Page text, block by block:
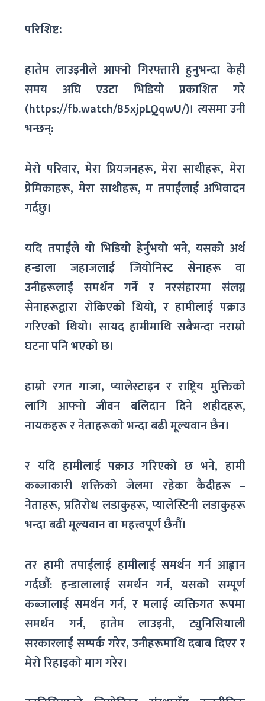
परिशिष्ट:
हातेम लाउइनीले आफ्नो गिरफ्तारी हुनुभन्दा केही
समय अघि एउटा भिडियो प्रकाशित गरे
(https://fb.watch/B5xjpLQqwU/)। त्यसमा उनी
भन्छन्:
मेरो परिवार, मेरा प्रियजनहरू, मेरा साथीहरू, मेरा
प्रेमिकाहरू, मेरा साथीहरू, म तपाईंलाई अभिवादन
गर्दछु।
यदि तपाईंले यो भिडियो हेर्नुभयो भने, यसको अर्थ
हन्डाला जहाजलाई जियोनिस्ट सेनाहरू वा
उनीहरूलाई समर्थन गर्ने र नरसंहारमा संलग्न
सेनाहरूद्वारा रोकिएको थियो, र हामीलाई पक्राउ
गरिएको थियो। सायद हामीमाथि सबैभन्दा नराम्रो
घटना पनि भएको छ।
हाम्रो रगत गाजा, प्यालेस्टाइन र राष्ट्रिय मुक्तिको
लागि आफ्नो जीवन बलिदान दिने शहीदहरू,
नायकहरू र नेताहरूको भन्दा बढी मूल्यवान छैन।
र यदि हामीलाई पक्राउ गरिएको छ भने, हामी
कब्जाकारी शक्तिको जेलमा रहेका कैदीहरू –
नेताहरू, प्रतिरोध लडाकुहरू, प्यालेस्टिनी लडाकुहरू
भन्दा बढी मूल्यवान वा महत्त्वपूर्ण छैनौं।
तर हामी तपाईंलाई हामीलाई समर्थन गर्न आह्वान
गर्दछौं: हन्डालालाई समर्थन गर्न, यसको सम्पूर्ण
कब्जालाई समर्थन गर्न, र मलाई व्यक्तिगत रूपमा
समर्थन गर्न, हातेम लाउइनी, ट्युनिसियाली
सरकारलाई सम्पर्क गरेर, उनीहरूमाथि दबाब दिएर र
मेरो रिहाइको माग गरेर।